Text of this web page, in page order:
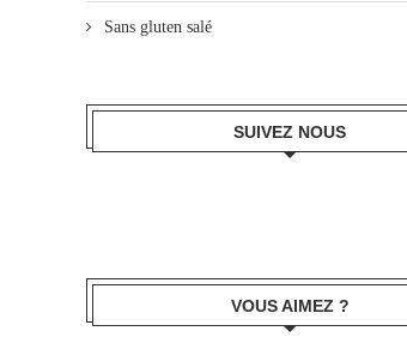
Sans gluten salé
SUIVEZ NOUS
VOUS AIMEZ ?